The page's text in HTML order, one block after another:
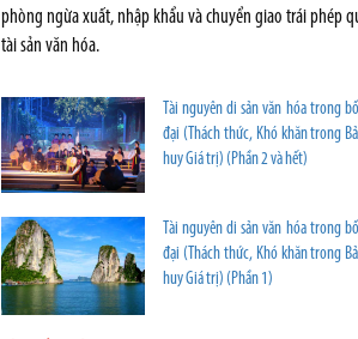
phòng ngừa xuất, nhập khẩu và chuyển giao trái phép
tài sản văn hóa.
Tài nguyên di sản văn hóa trong
đại (Thách thức, Khó khăn trong
huy Giá trị) (Phần 2 và hết)
Tài nguyên di sản văn hóa trong
đại (Thách thức, Khó khăn trong
huy Giá trị) (Phần 1)